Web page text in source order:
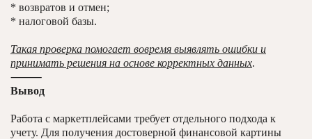
* возвратов и отмен;
* налоговой базы.
Такая проверка помогает вовремя выявлять ошибки и
принимать решения на основе корректных данных.
⸻
Вывод
Работа с маркетплейсами требует отдельного подхода к
учету. Для получения достоверной финансовой картины